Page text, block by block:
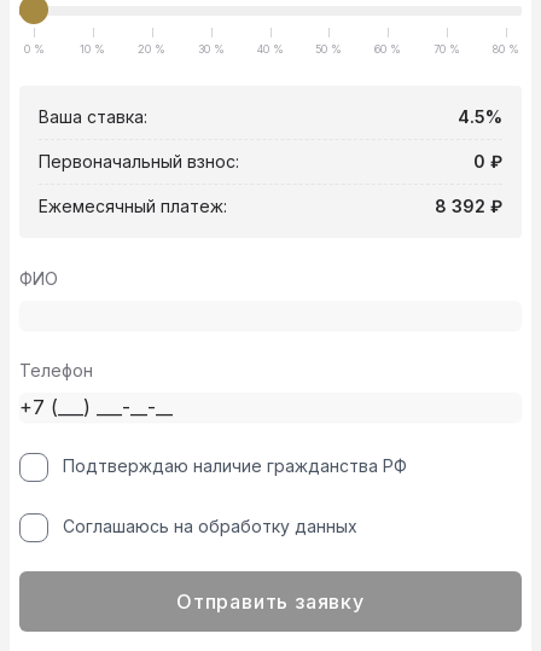
0 % 10 % 20 % 30 % 40 % 50 % 60 % 70 % 80 %
Ваша ставка: 4.5%
Первоначальный взнос: 0 ₽
Ежемесячный платеж: 8 392 ₽
ФИО
Телефон
Подтверждаю наличие гражданства РФ
Соглашаюсь на обработку данных
Отправить заявку